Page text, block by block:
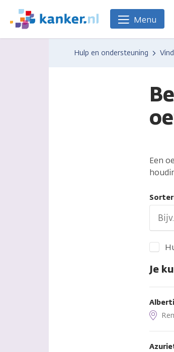
naar
We
zijn
Menu
Hulp en ondersteuning
Een
Je